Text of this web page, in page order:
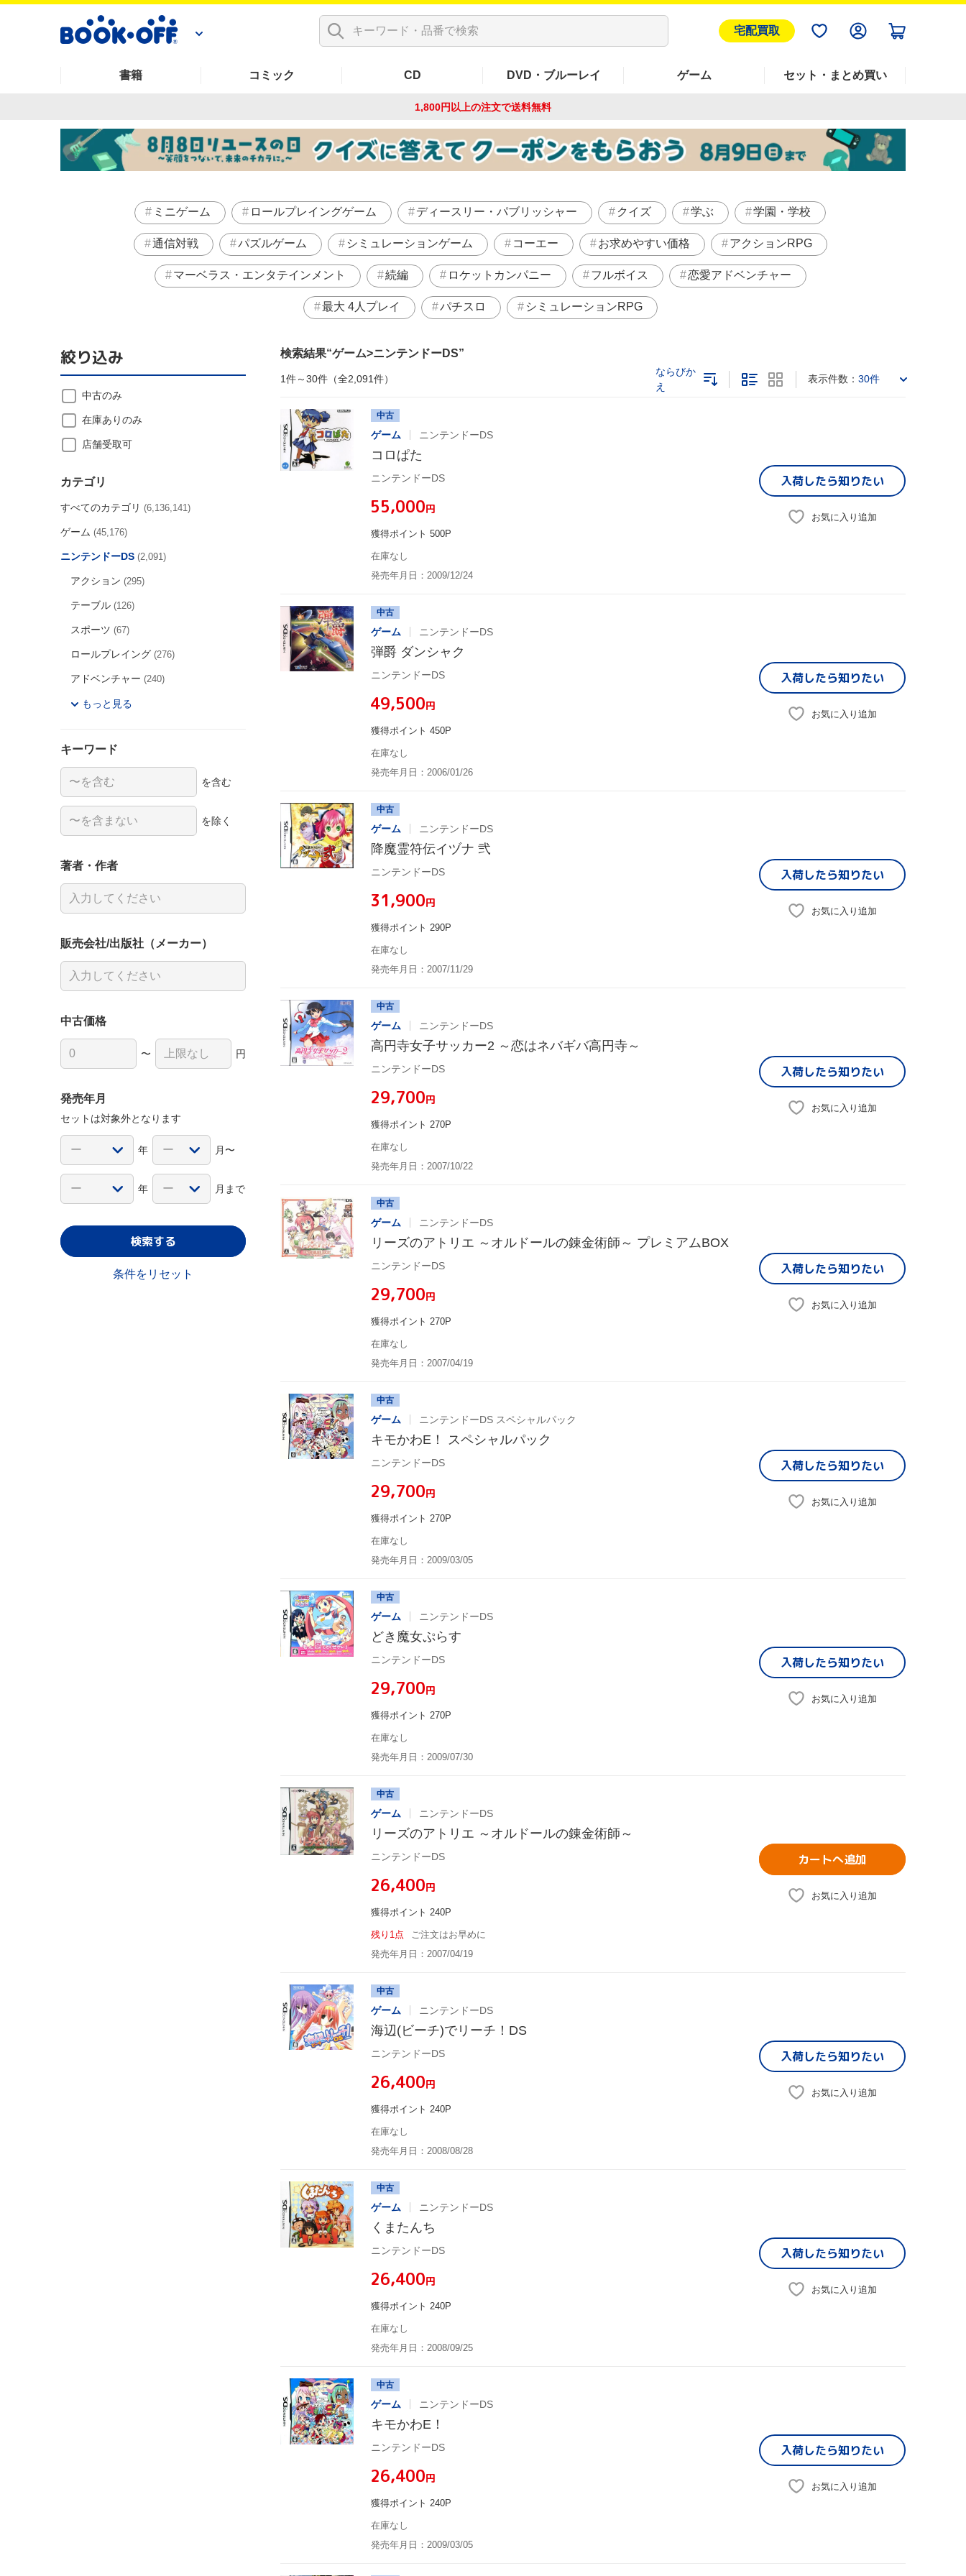
宅配買取
書籍 コミック CD DVD・ブルーレイ ゲーム セット・まとめ買い
1,800円以上の注文で送料無料
ミニゲーム ロールプレイングゲーム ディースリー・パブリッシャー クイズ 学ぶ 学園・学校
通信対戦 パズルゲーム シミュレーションゲーム コーエー お求めやすい価格 アクションRPG
マーベラス・エンタテインメント 続編 ロケットカンパニー フルボイス 恋愛アドベンチャー
最大 4人プレイ パチスロ シミュレーションRPG
検索結果 ゲーム>ニンテンドーDS
1件～30件（全2,091件）
ならびか
え
表示件数： 30件
中古
ゲーム ニンテンドーDS
コロぱた
ニンテンドーDS
¥55,000円
獲得ポイント 500P
在庫なし
発売年月日：2009/12/24
入荷したら知りたい
お気に入り追加
中古
ゲーム ニンテンドーDS
弾爵 ダンシャク
ニンテンドーDS
¥49,500円
獲得ポイント 450P
在庫なし
発売年月日：2006/01/26
入荷したら知りたい
お気に入り追加
中古
ゲーム ニンテンドーDS
降魔霊符伝イヅナ 弐
ニンテンドーDS
¥31,900円
獲得ポイント 290P
在庫なし
発売年月日：2007/11/29
入荷したら知りたい
お気に入り追加
中古
ゲーム ニンテンドーDS
高円寺女子サッカー2 ～恋はネバギバ高円寺～
ニンテンドーDS
¥29,700円
獲得ポイント 270P
在庫なし
発売年月日：2007/10/22
入荷したら知りたい
お気に入り追加
中古
ゲーム ニンテンドーDS
リーズのアトリエ ～オルドールの錬金術師～ プレミアムBOX
ニンテンドーDS
¥29,700円
獲得ポイント 270P
在庫なし
発売年月日：2007/04/19
入荷したら知りたい
お気に入り追加
中古
ゲーム ニンテンドーDS スペシャルパック
キモかわE！ スペシャルパック
ニンテンドーDS
¥29,700円
獲得ポイント 270P
在庫なし
発売年月日：2009/03/05
入荷したら知りたい
お気に入り追加
中古
ゲーム ニンテンドーDS
どき魔女ぷらす
ニンテンドーDS
¥29,700円
獲得ポイント 270P
在庫なし
発売年月日：2009/07/30
入荷したら知りたい
お気に入り追加
中古
ゲーム ニンテンドーDS
リーズのアトリエ ～オルドールの錬金術師～
ニンテンドーDS
¥26,400円
獲得ポイント 240P
残り1点
ご注文はお早めに
発売年月日：2007/04/19
カートへ追加
お気に入り追加
中古
ゲーム ニンテンドーDS
海辺(ビーチ)でリーチ！DS
ニンテンドーDS
¥26,400円
獲得ポイント 240P
在庫なし
発売年月日：2008/08/28
入荷したら知りたい
お気に入り追加
中古
ゲーム ニンテンドーDS
くまたんち
ニンテンドーDS
¥26,400円
獲得ポイント 240P
在庫なし
発売年月日：2008/09/25
入荷したら知りたい
お気に入り追加
中古
ゲーム ニンテンドーDS
キモかわE！
ニンテンドーDS
¥26,400円
獲得ポイント 240P
在庫なし
発売年月日：2009/03/05
入荷したら知りたい
お気に入り追加
絞り込み
中古のみ
在庫ありのみ
店舗受取可
カテゴリ
すべてのカテゴリ (6,136,141)
ゲーム (45,176)
ニンテンドーDS (2,091)
アクション (295)
テーブル (126)
スポーツ (67)
ロールプレイング (276)
アドベンチャー (240)
もっと見る
キーワード
を含む
を除く
著者・作者
販売会社/出版社（メーカー）
中古価格
〜 円
発売年月
セットは対象外となります
年 月〜
年 月まで
検索する
条件をリセット